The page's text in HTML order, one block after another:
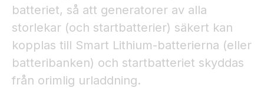
batteriet, så att generatorer av alla
storlekar (och startbatterier) säkert kan
kopplas till Smart Lithium-batterierna (eller
batteribanken) och startbatteriet skyddas
från orimlig urladdning.